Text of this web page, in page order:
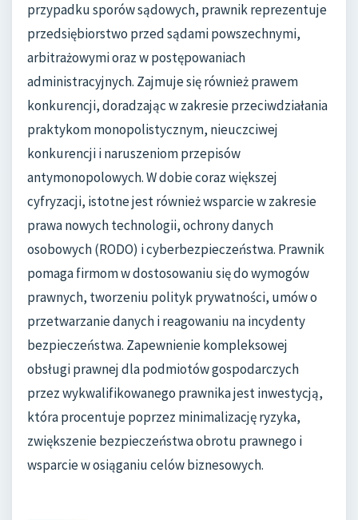
przypadku sporów sądowych, prawnik reprezentuje
przedsiębiorstwo przed sądami powszechnymi,
arbitrażowymi oraz w postępowaniach
administracyjnych. Zajmuje się również prawem
konkurencji, doradzając w zakresie przeciwdziałania
praktykom monopolistycznym, nieuczciwej
konkurencji i naruszeniom przepisów
antymonopolowych. W dobie coraz większej
cyfryzacji, istotne jest również wsparcie w zakresie
prawa nowych technologii, ochrony danych
osobowych (RODO) i cyberbezpieczeństwa. Prawnik
pomaga firmom w dostosowaniu się do wymogów
prawnych, tworzeniu polityk prywatności, umów o
przetwarzanie danych i reagowaniu na incydenty
bezpieczeństwa. Zapewnienie kompleksowej
obsługi prawnej dla podmiotów gospodarczych
przez wykwalifikowanego prawnika jest inwestycją,
która procentuje poprzez minimalizację ryzyka,
zwiększenie bezpieczeństwa obrotu prawnego i
wsparcie w osiąganiu celów biznesowych.